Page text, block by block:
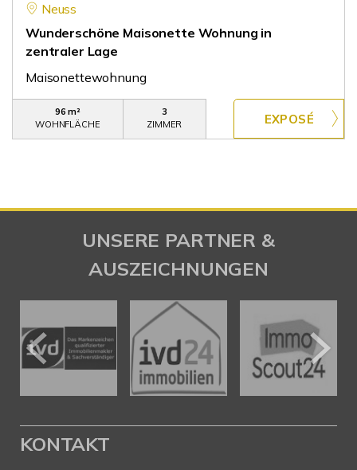
Neuss
Wunderschöne Maisonette Wohnung in
zentraler Lage
Maisonettewohnung
96 m²
WOHNFLÄCHE
3
ZIMMER
UNSERE PARTNER &
AUSZEICHNUNGEN
KONTAKT